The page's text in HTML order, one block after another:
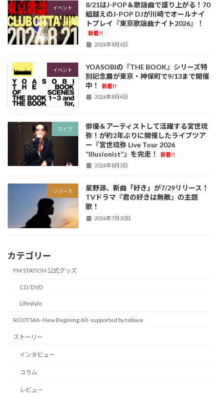
イベント
8/21はJ-POP＆歌謡曲で盛り上がる！70
組越えのJ-POP DJが川崎でオールナイ
トプレイ『東京歌謡曲ナイト2026』！
新着!!
2026年8月4日
イベント
YOASOBIの『THE BOOK』シリーズ特
別記念展が東京・神保町で9/13まで開催
中！
新着!!
2026年8月4日
ライブ
俳優＆アーティストして活躍する宮世琉
弥！が約2年ぶりに開催したライブツア
ー『宮世琉弥 Live Tour 2026
“Illusionist”』を完走！
新着!!
2026年8月3日
リリース
星野源、新曲「好き」が7/29リリース！
TVドラマ『君の好きは無敵』の主題
歌！
2026年7月30日
カテゴリー
FM STATION 公式グッズ
CD/DVD
Lifestyle
ROOTS66 -New Begining 60- supported by tabiwa
ストーリー
インタビュー
コラム
レビュー